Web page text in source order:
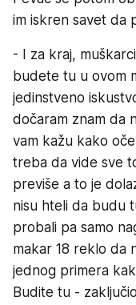
im iskren savet da
- I za kraj,
budete tu u ovom
jedinstveno
dočaram znam da
vam kažu kako
treba da vide sve
previše a to je
nisu hteli da budu
probali pa samo
makar 18 reklo da
jednog primera
Budite tu -